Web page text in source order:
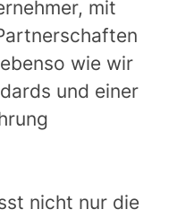
mit
wie wir
und einer
nicht nur die